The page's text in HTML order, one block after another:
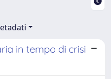
in tempo di crisi